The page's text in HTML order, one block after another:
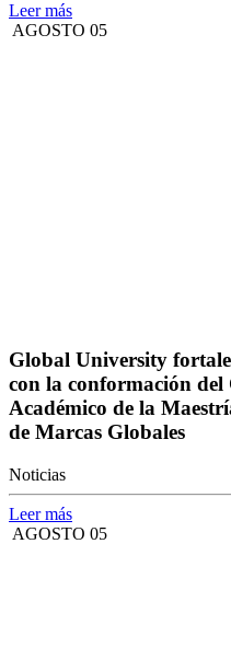
Leer más
AGOSTO 05
Global University
con la conformación
Académico de la
de Marcas Globales
Noticias
Leer más
AGOSTO 05